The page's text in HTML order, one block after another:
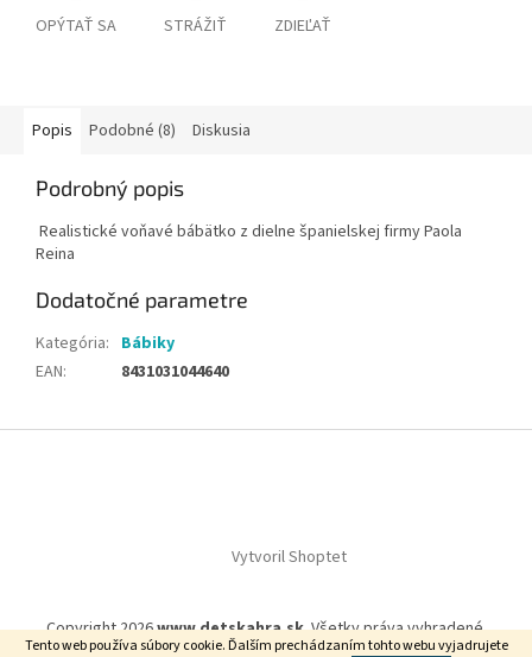
Tento web používa súbory cookie. Ďalším prechádzaním tohto webu vyjadrujete
OPÝTAŤ SA STRÁŽIŤ ZDIEĽAŤ
Popis Podobné (8) Diskusia
Podrobný popis
Realistické voňavé bábätko z dielne španielskej firmy Paola
Reina
Dodatočné parametre
Kategória: Bábiky
EAN: 8431031044640
Vytvoril Shoptet
Copyright 2026www.detskahra.sk. Všetky práva vyhradené.